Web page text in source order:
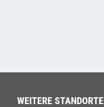
WEITERE STANDORTE